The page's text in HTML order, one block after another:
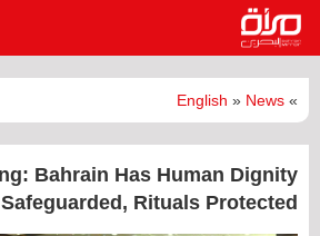
»
English » News
Bahrain Has Human Dignity
Safeguarded, Rituals Protected